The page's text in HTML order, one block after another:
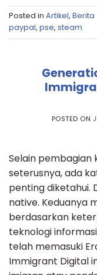
Posted in Artikel, Berita
paypal, pse, steam
POSTED ON
Selain pembagian
seterusnya, ada
penting diketahui.
native. Keduanya
berdasarkan
teknologi
telah memasuki
Immigrant Digital